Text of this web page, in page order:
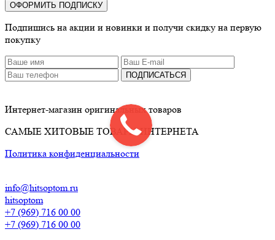
ОФОРМИТЬ ПОДПИСКУ
Подпишись на акции и новинки и получи скидку на первую
покупку
ПОДПИСАТЬСЯ
Интернет-магазин оригинальных товаров
САМЫЕ ХИТОВЫЕ ТОВАРЫ ИНТЕРНЕТА
Политика конфиденциальности
info@hitsoptom.ru
hitsoptom
+7 (969) 716 00 00
+7 (969) 716 00 00